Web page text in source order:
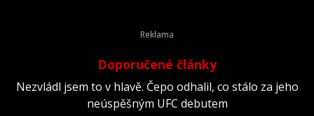
Doporučené články
Nezvládl jsem to v hlavě. Čepo odhalil, co stálo za jeho
neúspěšným UFC debutem